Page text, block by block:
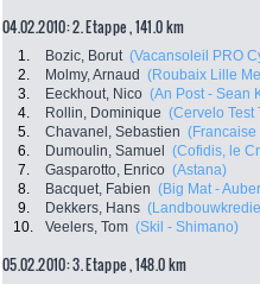
04.02.2010: 2. Etappe , 141.0 km
1. Bozic, Borut (Vacansoleil PRO
2.
Molmy, Arnaud (Roubaix Lille
3.
Eeckhout, Nico (An Post - Sean
4.
Rollin, Dominique (Cervelo Test
5.
Chavanel, Sebastien (Francaise
6.
Dumoulin, Samuel (Cofidis, le
7.
Gasparotto, Enrico (Astana)
8.
Bacquet, Fabien (Big Mat -
9.
Dekkers, Hans
10.
Veelers, Tom (Skil - Shimano)
05.02.2010: 3. Etappe , 148.0 km